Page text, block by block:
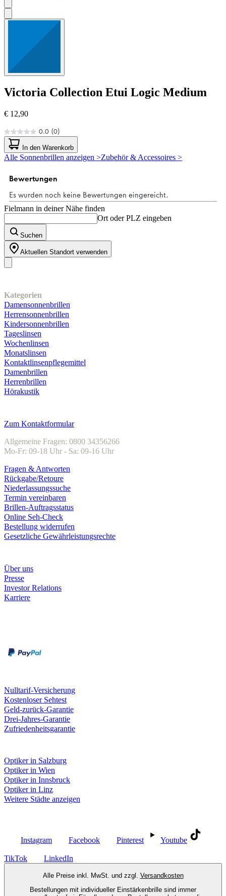
Victoria Collection Etui Logic Medium
€ 12,90
0.0 (0)
0.0
von
5
Sternen.
In den Warenkorb
Alle Sonnenbrillen anzeigen >Zubehör & Accessoires >
Fielmann in deiner Nähe finden
Ort oder PLZ eingeben
Suchen
Aktuellen Standort verwenden
Kategorien
Damensonnenbrillen
Herrensonnenbrillen
Kindersonnenbrillen
Tageslinsen
Wochenlinsen
Monatslinsen
Kontaktlinsenpflegemittel
Damenbrillen
Herrenbrillen
Hörakustik
Zum Kontaktformular
Allgemeine Fragen: 0800 34356266
Mo-Fr: 09-18 Uhr - Sa: 09-16 Uhr
Fragen & Antworten
Rückgabe/Retoure
Niederlassungssuche
Termin vereinbaren
Brillen-Auftragsstatus
Online Seh-Check
Bestellung widerrufen
Gesetzliche Gewährleistungsrechte
Über uns
Presse
Investor Relations
Karriere
Nulltarif-Versicherung
Kostenloser Sehtest
Geld-zurück-Garantie
Drei-Jahres-Garantie
Zufriedenheitsgarantie
Optiker in Salzburg
Optiker in Wien
Optiker in Innsbruck
Optiker in Linz
Weitere Städte anzeigen
Instagram Facebook Pinterest Youtube
TikTok LinkedIn
Alle Preise inkl. MwSt. und zzgl. Versandkosten
Bestellungen mit individueller Einstärkenbrille sind immer